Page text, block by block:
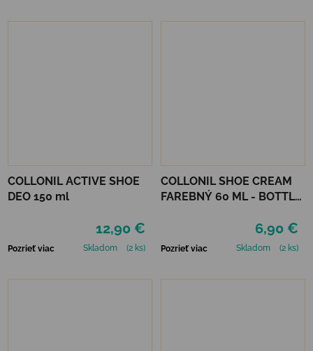
COLLONIL ACTIVE SHOE
DEO 150 ml
12,90 €
Pozrieť viac Skladom (2 ks)
COLLONIL SHOE CREAM
FAREBNÝ 60 ML - BOTTLE
6,90 €
Pozrieť viac Skladom (2 ks)